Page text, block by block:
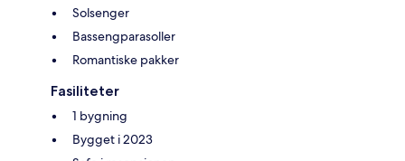
Solsenger
Bassengparasoller
Romantiske pakker
Fasiliteter
1 bygning
Bygget i 2023